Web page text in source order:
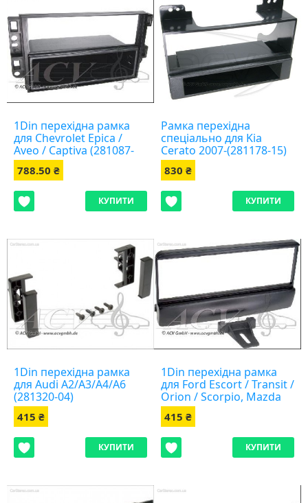
1Din перехідна рамка
для Chevrolet Epica /
Aveo / Captiva (281087-
01)
788.50 ₴
КУПИТИ
Рамка перехідна
спеціально для Kia
Cerato 2007-(281178-15)
830 ₴
КУПИТИ
1Din перехідна рамка
для Audi A2/A3/A4/A6
(281320-04)
415 ₴
КУПИТИ
1Din перехідна рамка
для Ford Escort / Transit /
Orion / Scorpio, Mazda
121 (281114-01 )
415 ₴
КУПИТИ